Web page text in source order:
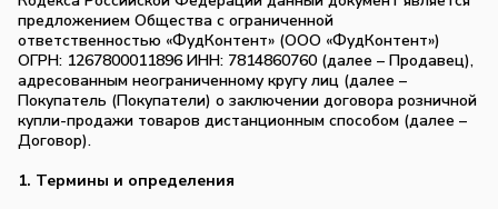
предложением Общества с ограниченной
ответственностью «ФудКонтент» (ООО «ФудКонтент»)
ОГРН: 1267800011896 ИНН: 7814860760 (далее – Продавец),
адресованным неограниченному кругу лиц (далее –
Покупатель (Покупатели) о заключении договора розничной
купли-продажи товаров дистанционным способом (далее –
Договор).
1. Термины и определения